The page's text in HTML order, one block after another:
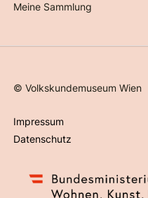
Meine Sammlung
©Volkskundemuseum Wien
Impressum
Datenschutz